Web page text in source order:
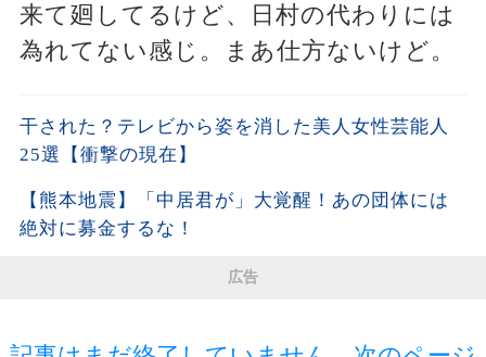
来て廻してるけど、日村の代わりには
為れてない感じ。まあ仕方ないけど。
干された？テレビから姿を消した美人女性芸能人
25選【衝撃の現在】
【熊本地震】「中居君が」大覚醒！あの団体には
絶対に募金するな！
広告